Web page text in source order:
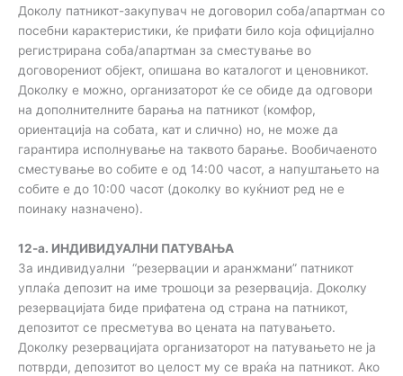
Доколу патникот-закупувач не договорил соба/апартман со
посебни карактеристики, ќе прифати било која официјално
регистрирана соба/апартман за сместување во
договорениот објект, опишана во каталогот и ценовникот.
Доколку е можно, организаторот ќе се обиде да одговори
на дополнителните барања на патникот (комфор,
ориентација на собата, кат и слично) но, не може да
гарантира исполнување на таквото барање. Вообичаеното
сместување во собите е од 14:00 часот, а напуштањето на
собите е до 10:00 часот (доколку во куќниот ред не е
поинаку назначено).
12-а. ИНДИВИДУАЛНИ ПАТУВАЊА
За индивидуални “резервации и аранжмани” патникот
уплаќа депозит на име трошоци за резервација. Доколку
резервацијата биде прифатена од страна на патникот,
депозитот се пресметува во цената на патувањето.
Доколку резервацијата организаторот на патувањето не ја
потврди, депозитот во целост му се враќа на патникот. Ако